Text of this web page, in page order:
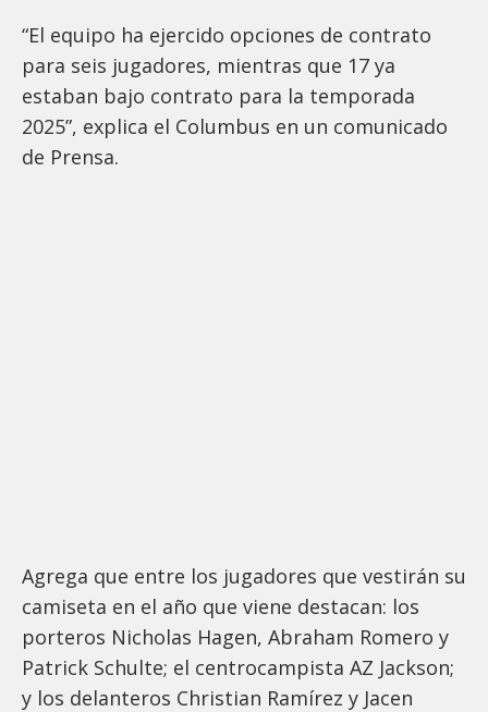
“El equipo ha ejercido opciones de contrato
para seis jugadores, mientras que 17 ya
estaban bajo contrato para la temporada
2025”, explica el Columbus en un comunicado
de Prensa.
Agrega que entre los jugadores que vestirán su
camiseta en el año que viene destacan: los
porteros Nicholas Hagen, Abraham Romero y
Patrick Schulte; el centrocampista AZ Jackson;
y los delanteros Christian Ramírez y Jacen